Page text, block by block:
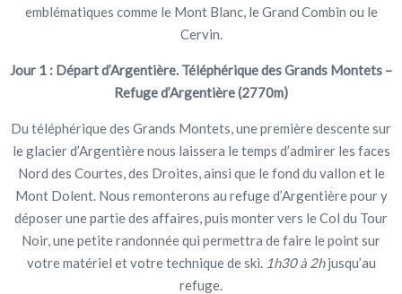
emblématiques comme le Mont Blanc, le Grand Combin ou le
Cervin.
Jour 1 : Départ d’Argentière. Téléphérique des Grands Montets –
Refuge d’Argentière (2770m)
Du téléphérique des Grands Montets, une première descente sur
le glacier d’Argentière nous laissera le temps d’admirer les faces
Nord des Courtes, des Droites, ainsi que le fond du vallon et le
Mont Dolent. Nous remonterons au refuge d’Argentière pour y
déposer une partie des affaires, puis monter vers le Col du Tour
Noir, une petite randonnée qui permettra de faire le point sur
votre matériel et votre technique de ski. 1h30 à 2hjusqu’au
refuge.